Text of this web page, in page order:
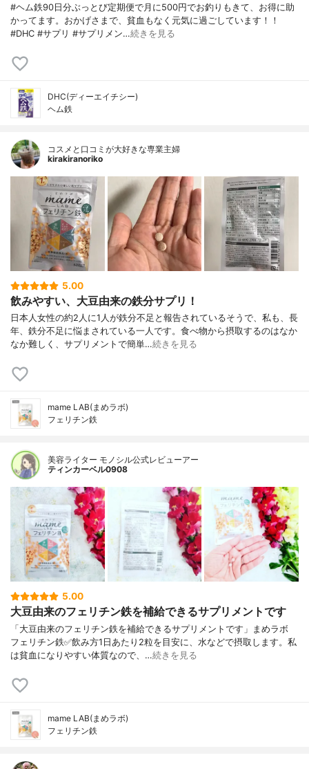
#ヘム鉄90日分ぶっとび定期便で月に500円でお釣りもきて、お得に助
かってます。おかげさまで、貧血もなく元気に過ごしています！！
#DHC #サプリ #サプリメン…続きを見る
DHC(ディーエイチシー)
ヘム鉄
コスメと口コミが大好きな専業主婦
kirakiranoriko
5.00
飲みやすい、大豆由来の鉄分サプリ！
日本人女性の約2人に1人が鉄分不足と報告されているそうで、私も、長
年、鉄分不足に悩まされている一人です。食べ物から摂取するのはなか
なか難しく、サプリメントで簡単…続きを見る
mame LAB(まめラボ)
フェリチン鉄
美容ライター モノシル公式レビューアー
ティンカーベル0908
5.00
大豆由来のフェリチン鉄を補給できるサプリメントです
「大豆由来のフェリチン鉄を補給できるサプリメントです」まめラボ
フェリチン鉄✅飲み方1日あたり2粒を目安に、水などで摂取します。私
は貧血になりやすい体質なので、…続きを見る
mame LAB(まめラボ)
フェリチン鉄